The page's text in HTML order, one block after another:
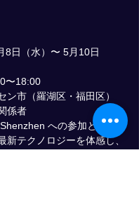
8日（水）〜 5月10日
〜18:00
ン市（羅湖区・福田区）
係者
への参加とあわ
新テクノロジーを体感し、